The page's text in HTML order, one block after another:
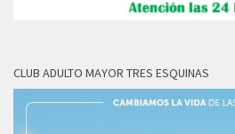
CLUB ADULTO MAYOR TRES ESQUINAS